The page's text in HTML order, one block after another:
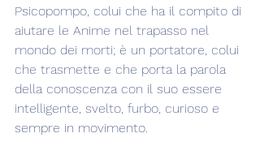
Psicopompo, colui che ha il compito di
aiutare le Anime nel trapasso nel
mondo dei morti; è un portatore, colui
che trasmette e che porta la parola
della conoscenza con il suo essere
intelligente, svelto, furbo, curioso e
sempre in movimento.